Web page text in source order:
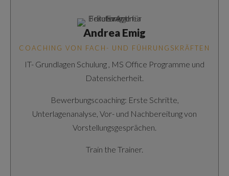
Andrea Emig
COACHING VON FACH- UND FÜHRUNGSKRÄFTEN
IT- Grundlagen Schulung , MS Office Programme und
Datensicherheit.
Bewerbungscoaching: Erste Schritte,
Unterlagenanalyse, Vor- und Nachbereitung von
Vorstellungsgesprächen.
Train the Trainer.